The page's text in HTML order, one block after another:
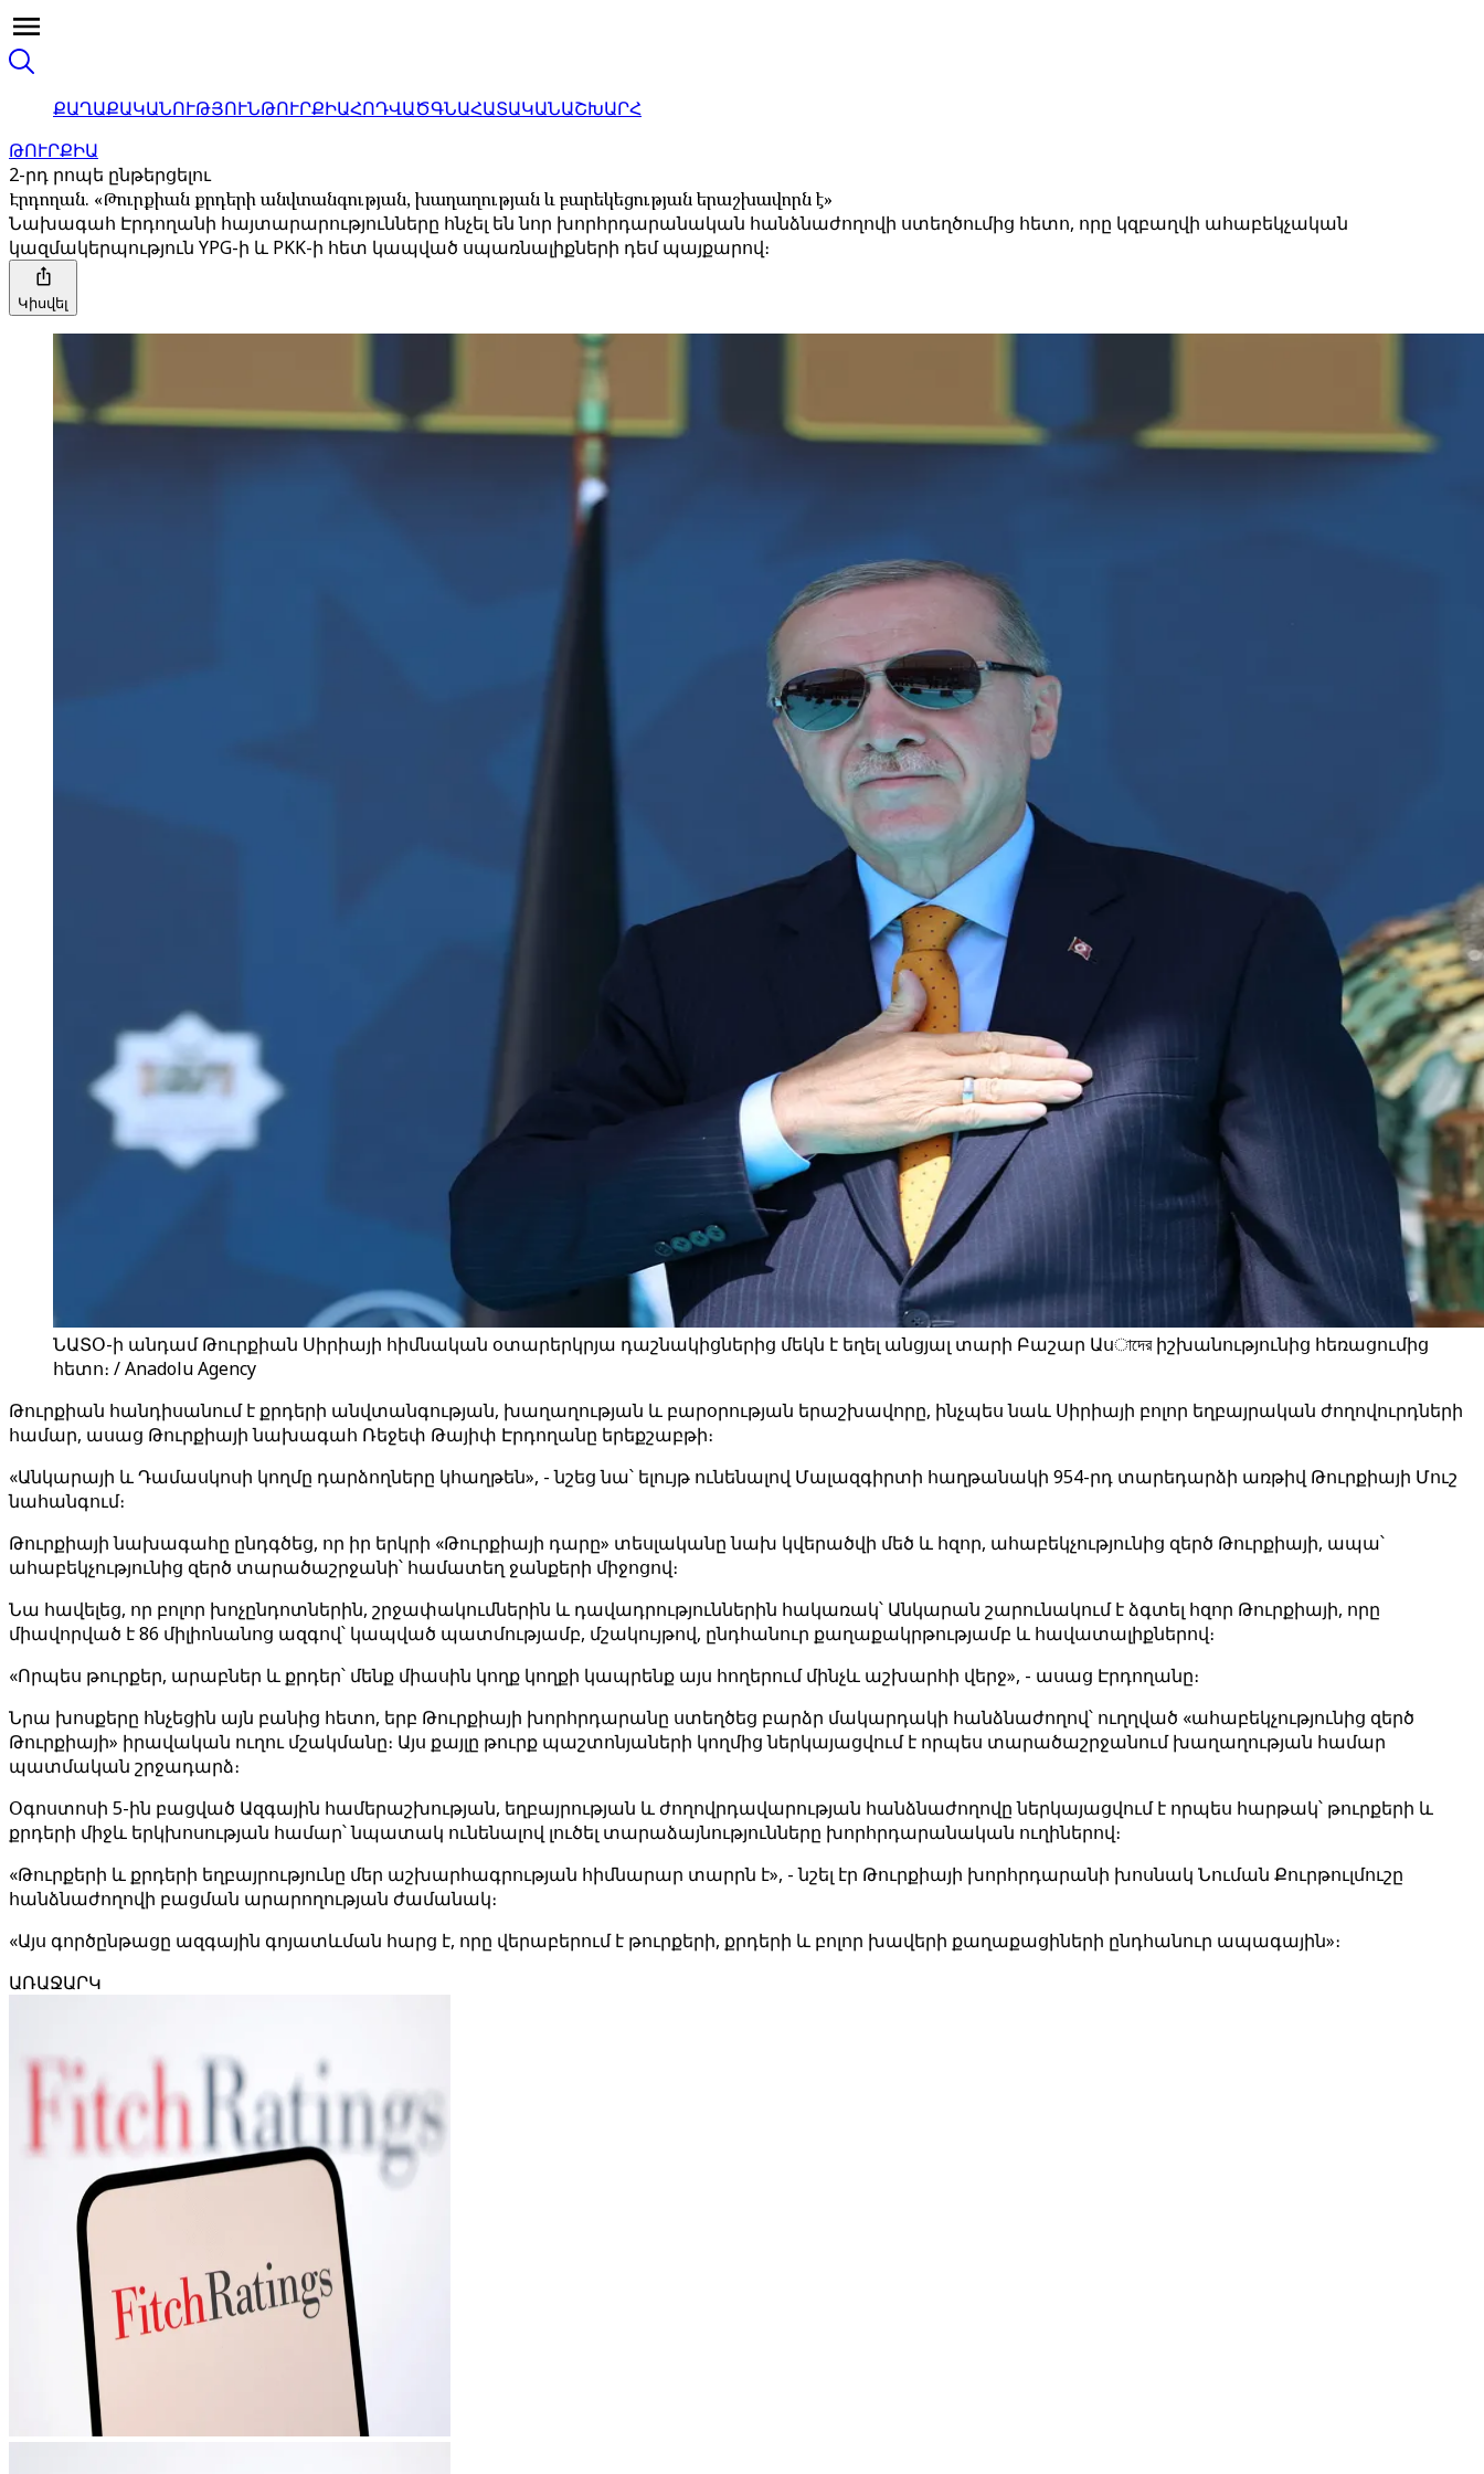
ՔԱՂԱՔԱԿԱՆՈՒԹՅՈՒՆԹՈՒՐՔԻԱՀՈԴՎԱԾԳՆԱՀԱՏԱԿԱՆԱՇԽԱՐՀ
ԹՈՒՐՔԻԱ
2-րդ րոպե ընթերցելու
Էրդողան. «Թուրքիան քրդերի անվտանգության, խաղաղության և բարեկեցության երաշխավորն է»
Նախագահ Էրդողանի հայտարարությունները հնչել են նոր խորհրդարանական հանձնաժողովի ստեղծումից հետո, որը կզբաղվի ահաբեկչական
կազմակերպություն YPG-ի և PKK-ի հետ կապված սպառնալիքների դեմ պայքարով։
Կիսվել
ՆԱՏՕ-ի անդամ Թուրքիան Սիրիայի հիմնական օտարերկրյա դաշնակիցներից մեկն է եղել անցյալ տարի Բաշար Ասাদের իշխանությունից հեռացումից
հետո։ / Anadolu Agency
Թուրքիան հանդիսանում է քրդերի անվտանգության, խաղաղության և բարօրության երաշխավորը, ինչպես նաև Սիրիայի բոլոր եղբայրական ժողովուրդների
համար, ասաց Թուրքիայի նախագահ Ռեջեփ Թայիփ Էրդողանը երեքշաբթի։
«Անկարայի և Դամասկոսի կողմը դարձողները կհաղթեն», - նշեց նա՝ ելույթ ունենալով Մալազգիրտի հաղթանակի 954-րդ տարեդարձի առթիվ Թուրքիայի Մուշ
նահանգում։
Թուրքիայի նախագահը ընդգծեց, որ իր երկրի «Թուրքիայի դարը» տեսլականը նախ կվերածվի մեծ և հզոր, ահաբեկչությունից զերծ Թուրքիայի, ապա՝
ահաբեկչությունից զերծ տարածաշրջանի՝ համատեղ ջանքերի միջոցով։
Նա հավելեց, որ բոլոր խոչընդոտներին, շրջափակումներին և դավադրություններին հակառակ՝ Անկարան շարունակում է ձգտել հզոր Թուրքիայի, որը
միավորված է 86 միլիոնանոց ազգով՝ կապված պատմությամբ, մշակույթով, ընդհանուր քաղաքակրթությամբ և հավատալիքներով։
«Որպես թուրքեր, արաբներ և քրդեր՝ մենք միասին կողք կողքի կապրենք այս հողերում մինչև աշխարհի վերջ», - ասաց Էրդողանը։
Նրա խոսքերը հնչեցին այն բանից հետո, երբ Թուրքիայի խորհրդարանը ստեղծեց բարձր մակարդակի հանձնաժողով՝ ուղղված «ահաբեկչությունից զերծ
Թուրքիայի» իրավական ուղու մշակմանը։ Այս քայլը թուրք պաշտոնյաների կողմից ներկայացվում է որպես տարածաշրջանում խաղաղության համար
պատմական շրջադարձ։
Օգոստոսի 5-ին բացված Ազգային համերաշխության, եղբայրության և ժողովրդավարության հանձնաժողովը ներկայացվում է որպես հարթակ՝ թուրքերի և
քրդերի միջև երկխոսության համար՝ նպատակ ունենալով լուծել տարաձայնությունները խորհրդարանական ուղիներով։
«Թուրքերի և քրդերի եղբայրությունը մեր աշխարհագրության հիմնարար տարրն է», - նշել էր Թուրքիայի խորհրդարանի խոսնակ Նուման Քուրթուլմուշը
հանձնաժողովի բացման արարողության ժամանակ։
«Այս գործընթացը ազգային գոյատևման հարց է, որը վերաբերում է թուրքերի, քրդերի և բոլոր խավերի քաղաքացիների ընդհանուր ապագային»։
ԱՌԱՋԱՐԿ